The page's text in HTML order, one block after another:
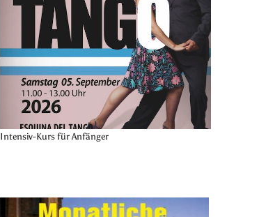
Intensiv-Kurs für Anfänger